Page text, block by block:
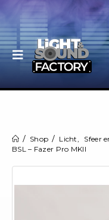
Shop Licht, Sfeer
BSL – Fazer Pro MKII